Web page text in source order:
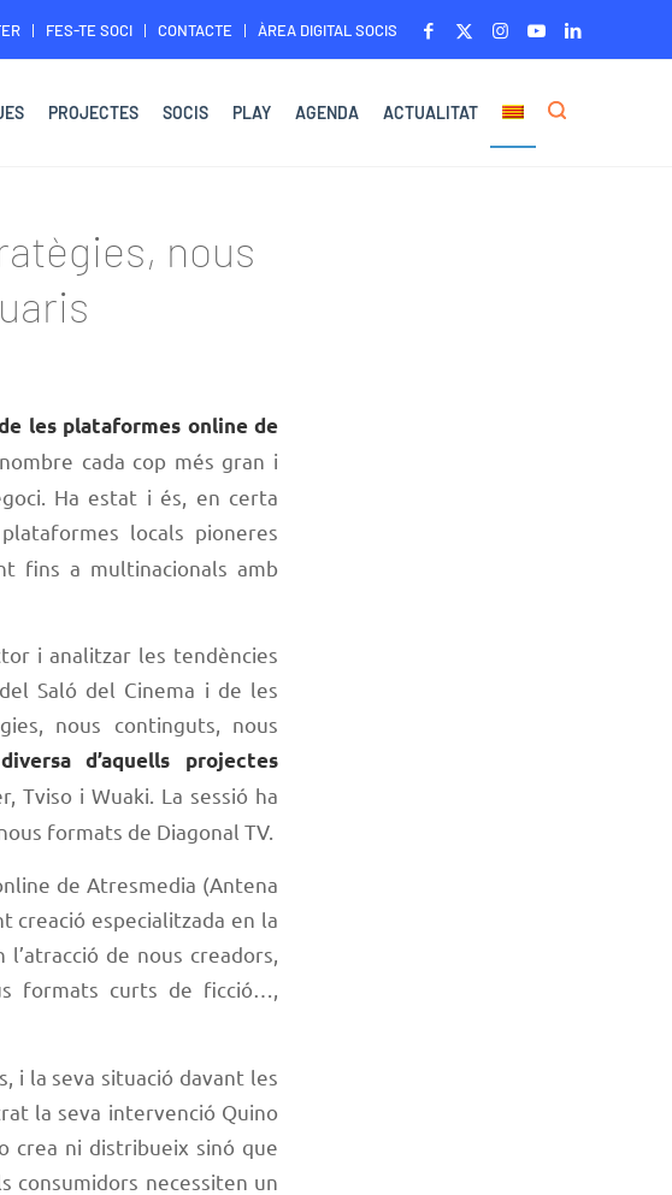
FES-TE SOCI CONTACTE ÀREA DIGITAL SOCIS
PROJECTES SOCIS PLAY AGENDA ACTUALITAT
nous
les plataformes online de
cada cop més gran i
Ha estat i és, en certa
locals pioneres
fins a multinacionals amb
i analitzar les tendències
Saló del Cinema i de les
nous continguts, nous
d’aquells projectes
Tviso i Wuaki. La sessió ha
formats de Diagonal TV.
de Atresmedia (Antena
creació especialitzada en la
de nous creadors,
formats curts de ficció…,
i la seva situació davant les
la seva intervenció Quino
crea ni distribueix sinó que
consumidors necessiten un